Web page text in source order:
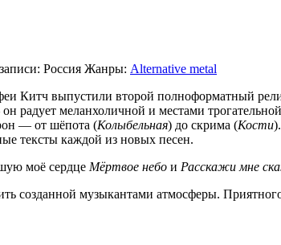
Россия Жанры: Alternative metal
Китч выпустили второй полноформатный
радует меланхоличной и местами
— от шёпота (Колыбельная) до скрима (Кости
тексты каждой из новых песен.
моё сердце Мёртвое небо и Расскажи мне
созданной музыкантами атмосферы.